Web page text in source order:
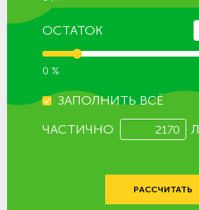
ОСТАТОК
0 %
ЗАПОЛНИТЬ ВСЁ
ЧАСТИЧНО
Л
РАССЧИТАТЬ